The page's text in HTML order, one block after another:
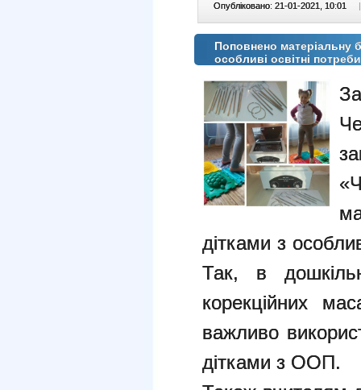
Опубліковано: 21-01-2021, 10:01 |
Поповнено матеріальну
особливі освітні потреби
дітками з
Так, в
корекційних
важливо
дітками з ООП.